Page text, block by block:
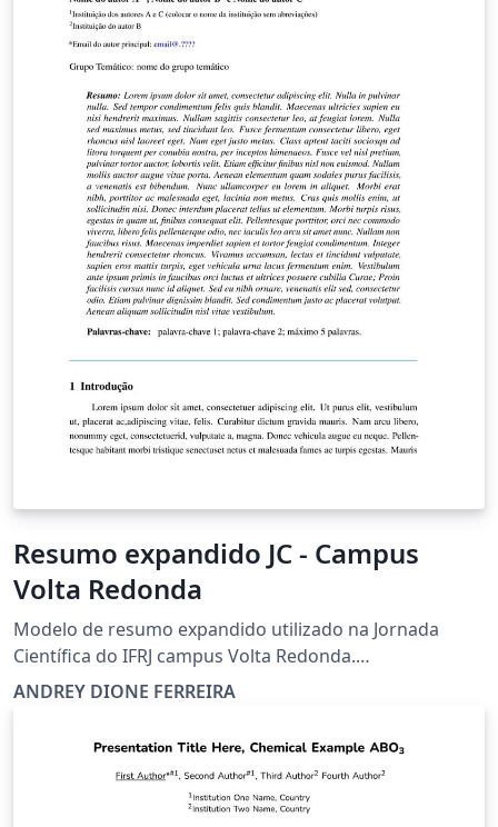
Resumo expandido JC - Campus
Volta Redonda
Modelo de resumo expandido utilizado na Jornada
Científica do IFRJ campus Volta Redonda.
https://www.even3.com.br/xsemepe-612587/
ANDREY DIONE FERREIRA